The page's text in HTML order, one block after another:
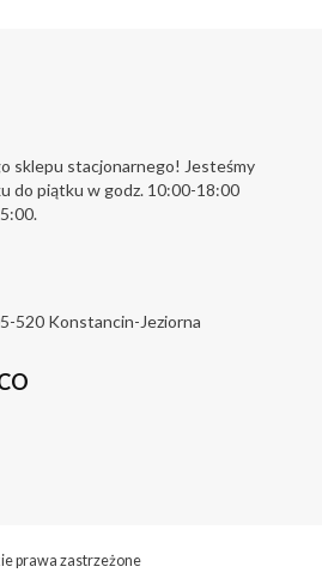
sklepu stacjonarnego! Jesteśmy
do piątku w godz. 10:00-18:00
520 Konstancin-Jeziorna
prawa zastrzeżone